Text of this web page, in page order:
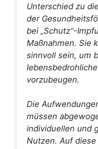
Unterschied zu
der
bei „Schutz“-
Maßnahmen. Sie
sinnvoll sein, um
vorzubeugen.
Die
müssen
individuellen und
Nutzen. Auf